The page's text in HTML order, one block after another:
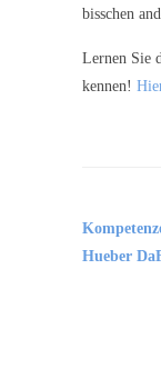
bisschen
Lernen Sie
kennen!
Hueber